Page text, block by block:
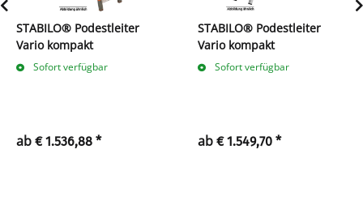
STABILO® Podestleiter
Vario kompakt
Sofort verfügbar
ab € 1.536,88 *
STABILO® Podestleiter
Vario kompakt
Sofort verfügbar
ab € 1.549,70 *